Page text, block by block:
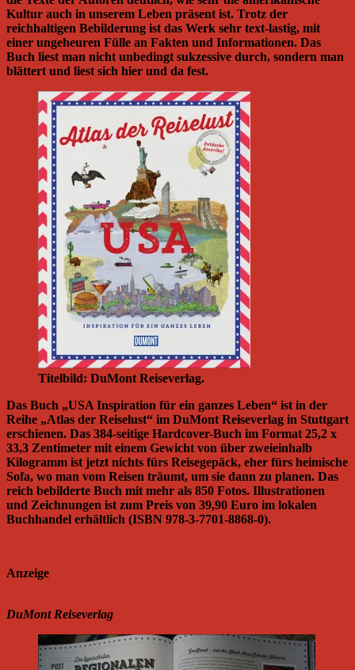
Kultur auch in unserem Leben präsent ist. Trotz der
reichhaltigen Bebilderung ist das Werk sehr text-lastig, mit
einer ungeheuren Fülle an Fakten und Informationen. Das
Buch liest man nicht unbedingt sukzessive durch, sondern man
blättert und liest sich hier und da fest.
Titelbild: DuMont Reiseverlag.
Das Buch „USA Inspiration für ein ganzes Leben“ ist in der
Reihe „Atlas der Reiselust“ im DuMont Reiseverlag in Stuttgart
erschienen. Das 384-seitige Hardcover-Buch im Format 25,2 x
33,3 Zentimeter mit einem Gewicht von über zweieinhalb
Kilogramm ist jetzt nichts fürs Reisegepäck, eher fürs heimische
Sofa, wo man vom Reisen träumt, um sie dann zu planen. Das
reich bebilderte Buch mit mehr als 850 Fotos. Illustrationen
und Zeichnungen ist zum Preis von 39,90 Euro im lokalen
Buchhandel erhältlich (ISBN 978-3-7701-8868-0).
Anzeige
DuMont Reiseverlag